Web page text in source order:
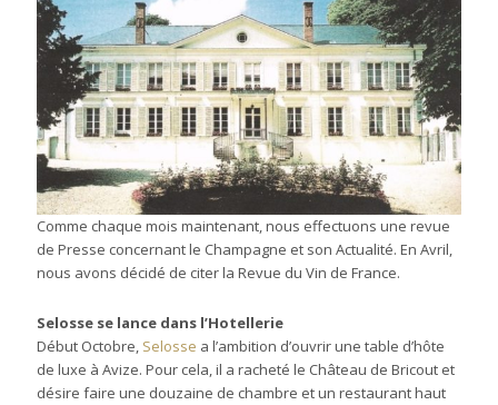
Comme chaque mois maintenant, nous effectuons une revue
de Presse concernant le Champagne et son Actualité. En Avril,
nous avons décidé de citer la Revue du Vin de France.
Selosse se lance dans l’Hotellerie
Début Octobre, Selosse a l’ambition d’ouvrir une table d’hôte
de luxe à Avize. Pour cela, il a racheté le Château de Bricout et
désire faire une douzaine de chambre et un restaurant haut